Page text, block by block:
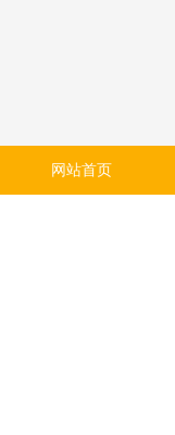
网站首页